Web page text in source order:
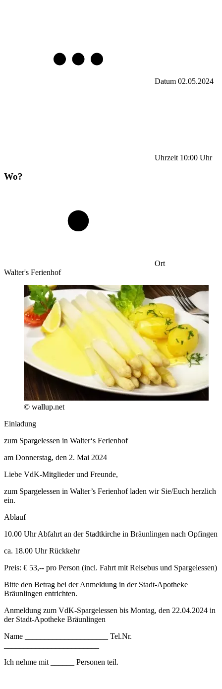
Datum 02.05.2024
Uhrzeit 10:00 Uhr
Wo?
Ort
Walter's Ferienhof
© wallup.net
Einladung
zum Spargelessen in Walter‘s Ferienhof
am Donnerstag, den 2. Mai 2024
Liebe VdK-Mitglieder und Freunde,
zum Spargelessen in Walter’s Ferienhof laden wir Sie/Euch herzlich
ein.
Ablauf
10.00 Uhr Abfahrt an der Stadtkirche in Bräunlingen nach Opfingen
ca. 18.00 Uhr Rückkehr
Preis: € 53,-- pro Person (incl. Fahrt mit Reisebus und Spargelessen)
Bitte den Betrag bei der Anmeldung in der Stadt-Apotheke
Bräunlingen entrichten.
Anmeldung zum VdK-Spargelessen bis Montag, den 22.04.2024 in
der Stadt-Apotheke Bräunlingen
Name _____________________ Tel.Nr.
Ich nehme mit ______ Personen teil.